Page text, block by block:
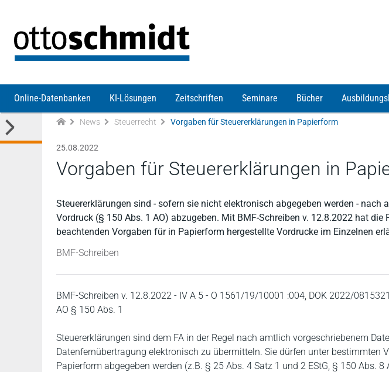
Online-Datenbanken KI-Lösungen Zeitschriften Seminare Bücher
News Steuerrecht Vorgaben für Steuererklärungen in Papierform
25.08.2022
Vorgaben für Steuererklärungen in
Steuererklärungen sind - sofern sie nicht elektronisch abgegeben werden - nach
Vordruck (§ 150 Abs. 1 AO) abzugeben. Mit BMF-Schreiben v. 12.8.2022 hat die
beachtenden Vorgaben für in Papierform hergestellte Vordrucke im Einzelnen
BMF-Schreiben
BMF-Schreiben v. 12.8.2022 - IV A 5 - O 1561/19/10001 :004, DOK 2022/0815321
AO § 150 Abs. 1
Steuererklärungen sind dem FA in der Regel nach amtlich vorgeschriebenem
Datenfernübertragung elektronisch zu übermitteln. Sie dürfen unter bestimmten
Papierform abgegeben werden (z.B. § 25 Abs. 4 Satz 1 und 2 EStG, § 150 Abs. 8